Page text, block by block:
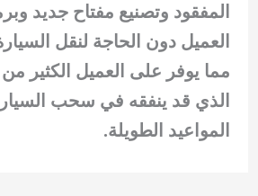
المفقود وتصنيع مفتاح جديد
العميل دون الحاجة لنقل
مما يوفر على العميل الكثير
الذي قد ينفقه في سحب
المواعيد الطويلة.